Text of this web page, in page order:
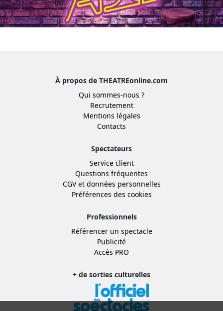
À propos de THEATREonline.com
Qui sommes-nous ?
Recrutement
Mentions légales
Contacts
Spectateurs
Service client
Questions fréquentes
CGVet données personnelles
Préférences des cookies
Professionnels
Référencer un spectacle
Publicité
Accès PRO
+ de sorties culturelles